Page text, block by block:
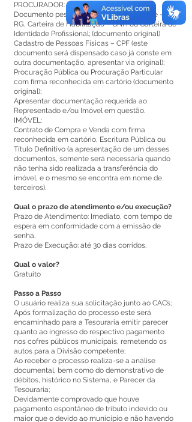
PROCURADOR:
Documento pessoal: Carteira de Identidade –
RG, Carteira de Habilitação – CNH ou Carteira de
Identidade Profissional; (documento original)
Cadastro de Pessoas Físicas – CPF (este
documento será dispensado caso já conste em
outra documentação, apresentar via original);
Procuração Pública ou Procuração Particular
com firma reconhecida em cartório (documento
original);
Apresentar documentação requerida ao
Representado e/ou Imóvel em questão.
IMÓVEL:
Contrato de Compra e Venda com firma
reconhecida em cartório, Escritura Pública ou
Título Definitivo (a apresentação de um desses
documentos, somente será necessária quando
não tenha sido realizada a transferência do
imóvel, e o mesmo se encontra em nome de
terceiros).
Qual o prazo de atendimento e/ou execução?
Prazo de Atendimento: Imediato, com tempo de
espera em conformidade com a emissão de
senha.
Prazo de Execução: até 30 dias corridos.
Qual o valor?
Gratuito
Passo a Passo
O usuário realiza sua solicitação junto ao CAC’s;
Após formalização do processo este será
encaminhado para a Tesouraria emitir parecer
quanto ao ingresso do respectivo pagamento
nos cofres públicos municipais, remetendo os
autos para a Divisão competente;
Ao receber o processo realiza-se a análise
documental, bem como do demonstrativo de
débitos, histórico no Sistema, e Parecer da
Tesouraria;
Devidamente comprovado que houve
pagamento espontâneo de tributo indevido ou
maior que o devido ao município e não havendo